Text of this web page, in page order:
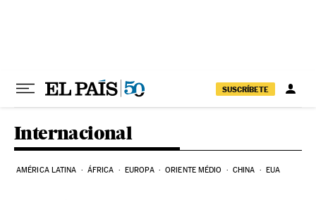
SUSCRÍBETE
Internacional
AMÉRICA LATINA ÁFRICA EUROPA ORIENTE MÉDIO CHINA EUA